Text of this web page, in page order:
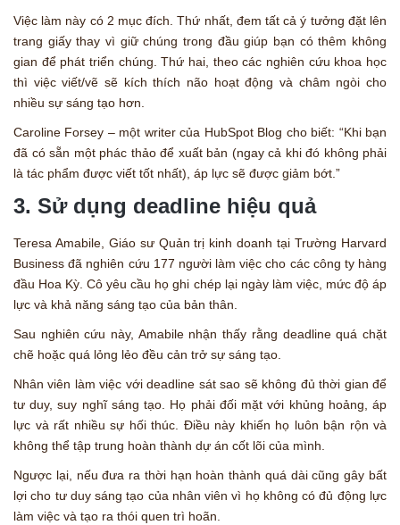
Việc làm này có 2 mục đích. Thứ nhất, đem tất cả ý tưởng đặt lên
trang giấy thay vì giữ chúng trong đầu giúp bạn có thêm không
gian để phát triển chúng. Thứ hai, theo các nghiên cứu khoa học
thì việc viết/vẽ sẽ kích thích não hoạt động và châm ngòi cho
nhiều sự sáng tạo hơn.
Caroline Forsey – một writer của HubSpot Blog cho biết: “Khi bạn
đã có sẵn một phác thảo để xuất bản (ngay cả khi đó không phải
là tác phẩm được viết tốt nhất), áp lực sẽ được giảm bớt.”
3. Sử dụng deadline hiệu quả
Teresa Amabile, Giáo sư Quản trị kinh doanh tại Trường Harvard
Business đã nghiên cứu 177 người làm việc cho các công ty hàng
đầu Hoa Kỳ. Cô yêu cầu họ ghi chép lại ngày làm việc, mức độ áp
lực và khả năng sáng tạo của bản thân.
Sau nghiên cứu này, Amabile nhận thấy rằng deadline quá chặt
chẽ hoặc quá lỏng lẻo đều cản trở sự sáng tạo.
Nhân viên làm việc với deadline sát sao sẽ không đủ thời gian để
tư duy, suy nghĩ sáng tạo. Họ phải đối mặt với khủng hoảng, áp
lực và rất nhiều sự hối thúc. Điều này khiến họ luôn bận rộn và
không thể tập trung hoàn thành dự án cốt lõi của mình.
Ngược lại, nếu đưa ra thời hạn hoàn thành quá dài cũng gây bất
lợi cho tư duy sáng tạo của nhân viên vì họ không có đủ động lực
làm việc và tạo ra thói quen trì hoãn.